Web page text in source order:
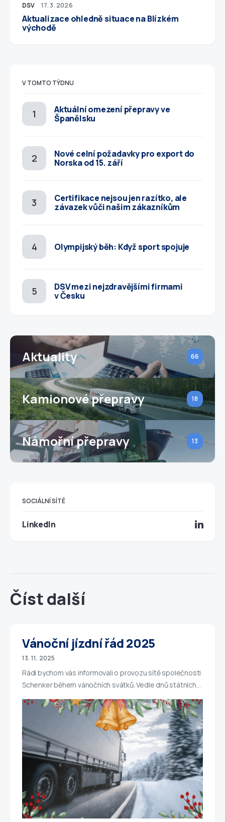
DSV 17. 3. 2026
Aktualizace ohledně situace na Blízkém
východě
V TOMTO TÝDNU
Aktuální omezení přepravy ve
Španělsku
Nové celní požadavky pro export do
Norska od 15. září
Certifikace nejsou jen razítko, ale
závazek vůči našim zákazníkům
Olympijský běh: Když sport spojuje
DSV mezi nejzdravějšími firmami
v Česku
Aktuality 66
Kamionové přepravy 18
Námořní přepravy 13
SOCIÁLNÍ SÍTĚ
LinkedIn
Číst další
Vánoční jízdní řád 2025
13. 11. 2025
Rádi bychom vás informovali o provozu sítě společnosti
Schenker během vánočních svátků. Vedle dnů státních…